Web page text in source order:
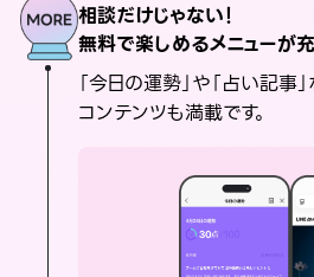
相談だけじゃない！
無料で楽しめるメニューが
「今日の運勢」や「占い記事
コンテンツも満載です。